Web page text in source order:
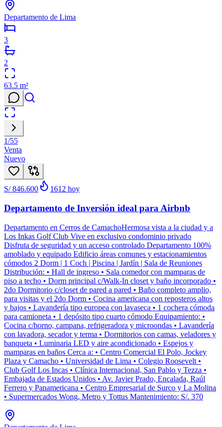
Departamento de Lima
3
2
63.5 m²
1/55
Venta
Nuevo
S/ 846.600 1612 hoy
Departamento de Inversión ideal para Airbnb
Departamento en Cerros de CamachoHermosa vista a la ciudad y a
Los Inkas Golf Club Vive en exclusivo condominio privado
Disfruta de seguridad y un acceso controlado Departamento 100%
amoblado y equipado Edificio áreas comunes y estacionamientos
cómodos 2 Dorm | 1 Coch | Piscina | Jardín | Sala de Reuniones
Distribución: • Hall de ingreso • Sala comedor con mamparas de
piso a techo • Dorm principal c/Walk-In closet y baño incorporado •
2do Dormitorio c/closet de pared a pared • Baño completo amplio,
para visitas y el 2do Dorm • Cocina americana con reposteros altos
y bajos • Lavandería tipo europea con lavaseca • 1 cochera cómoda
para camioneta • 1 depósito tipo cuarto cómodo Equipamiento: •
Cocina c/horno, campana, refrigeradora y microondas • Lavandería
con lavadora, secador y terma • Dormitorios con camas, veladores y
banqueta • Luminaria LED y aire acondicionado • Espejos y
mamparas en baños Cerca a: • Centro Comercial El Polo, Jockey
Plaza y Camacho • Universidad de Lima • Colegio Roosevelt •
Club Golf Los Incas • Clínica Internacional, San Pablo y Tezza •
Embajada de Estados Unidos • Av. Javier Prado, Encalada, Raúl
Ferrero y Panamericana • Centro Empresarial de Surco y La Molina
• Supermercados Wong, Metro y Tottus Mantenimiento: S/. 370